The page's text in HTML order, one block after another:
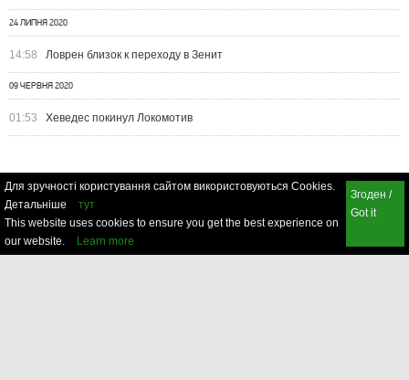
24 ЛИПНЯ 2020
14:58 Ловрен близок к переходу в Зенит
09 ЧЕРВНЯ 2020
01:53 Хеведес покинул Локомотив
Для зручності користування сайтом використовуються Cookies.
Детальніше
тут
This website uses cookies to ensure you get the best experience on
our website.
Learn more
Згоден /
Got it